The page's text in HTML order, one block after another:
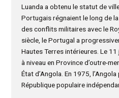
Luanda a obtenu le statut de
Portugais régnaient le long de
des conflits militaires avec le
siècle, le Portugal a
Hautes Terres intérieures. Le
à niveau en Province d’outre-
État d’Angola. En 1975,
République populaire